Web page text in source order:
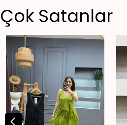
Çok Satanlar